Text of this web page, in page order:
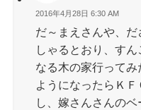
2016年4月28日 6:30 AM
だ～まえさんや、
しゃるとおり、すん
なる木の家行って
ようになったらＫ
し、嫁さんさんの